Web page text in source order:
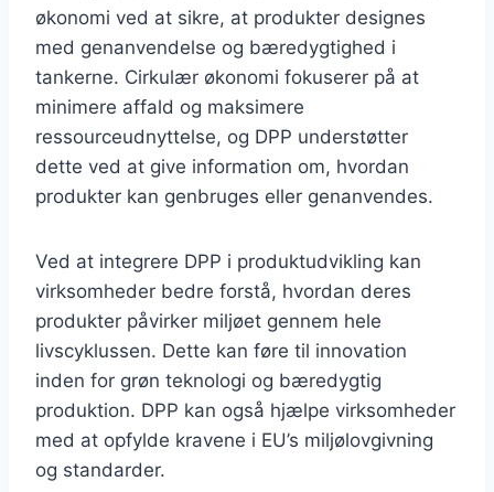
økonomi ved at sikre, at produkter designes
med genanvendelse og bæredygtighed i
tankerne. Cirkulær økonomi fokuserer på at
minimere affald og maksimere
ressourceudnyttelse, og DPP understøtter
dette ved at give information om, hvordan
produkter kan genbruges eller genanvendes.
Ved at integrere DPP i produktudvikling kan
virksomheder bedre forstå, hvordan deres
produkter påvirker miljøet gennem hele
livscyklussen. Dette kan føre til innovation
inden for grøn teknologi og bæredygtig
produktion. DPP kan også hjælpe virksomheder
med at opfylde kravene i EU’s miljølovgivning
og standarder.